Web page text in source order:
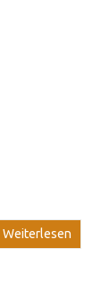
Weiterlesen